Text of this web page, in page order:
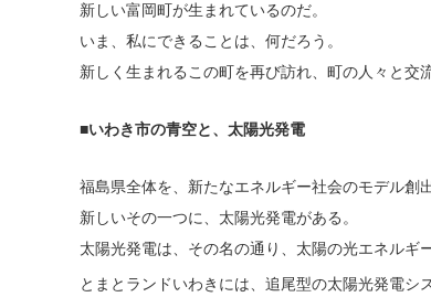
新しい富岡町が生まれているのだ。
いま、私にできることは、何だろう。
新しく生まれるこの町を再び訪れ、町の人々と交
■いわき市の青空と、太陽光発電
福島県全体を、新たなエネルギー社会のモデル創
新しいその一つに、太陽光発電がある。
太陽光発電は、その名の通り、太陽の光エネルギ
とまとランドいわきには、追尾型の太陽光発電シ